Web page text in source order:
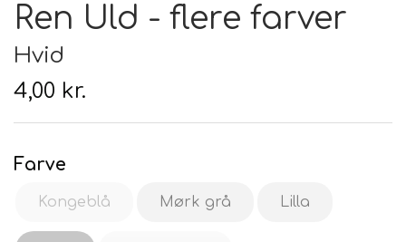
Ren Uld - flere farver
Hvid
4,00 kr.
Farve
Kongeblå Mørk grå Lilla